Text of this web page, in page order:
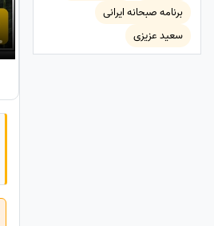
برنامه صبحانه ایرانی
سعید عزیزی